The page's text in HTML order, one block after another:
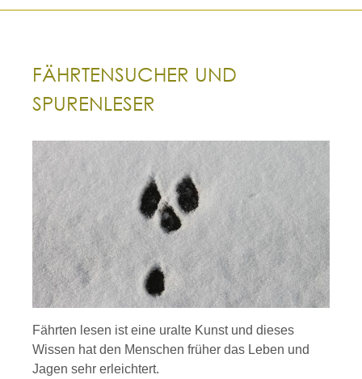
FÄHRTENSUCHER UND
SPURENLESER
Fährten lesen ist eine uralte Kunst und dieses
Wissen hat den Menschen früher das Leben und
Jagen sehr erleichtert.